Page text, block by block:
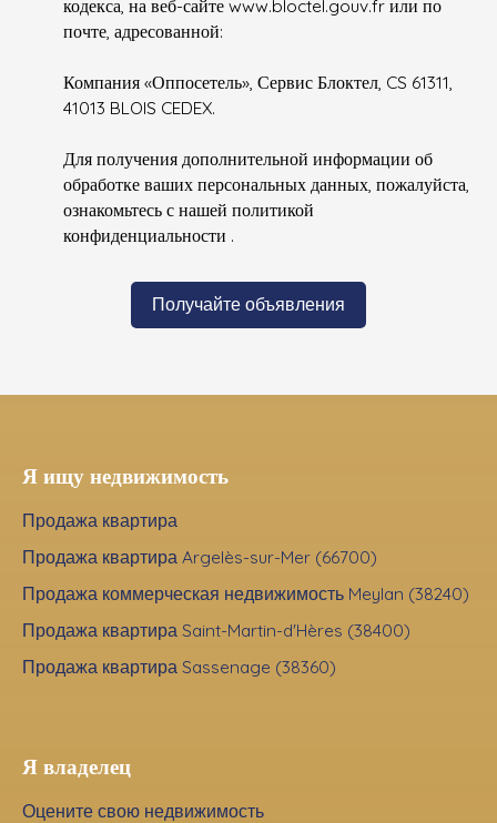
кодекса, на веб-сайте www.bloctel.gouv.fr или по
почте, адресованной:
Компания «Оппосетель», Сервис Блоктел, CS 61311,
41013 BLOIS CEDEX.
Для получения дополнительной информации об
обработке ваших персональных данных, пожалуйста,
ознакомьтесь с нашей политикой
конфиденциальности .
Получайте объявления
Я ищу недвижимость
Продажа квартира
Продажа квартира Argelès-sur-Mer (66700)
Продажа коммерческая недвижимость Meylan (38240)
Продажа квартира Saint-Martin-d'Hères (38400)
Продажа квартира Sassenage (38360)
Я владелец
Оцените свою недвижимость